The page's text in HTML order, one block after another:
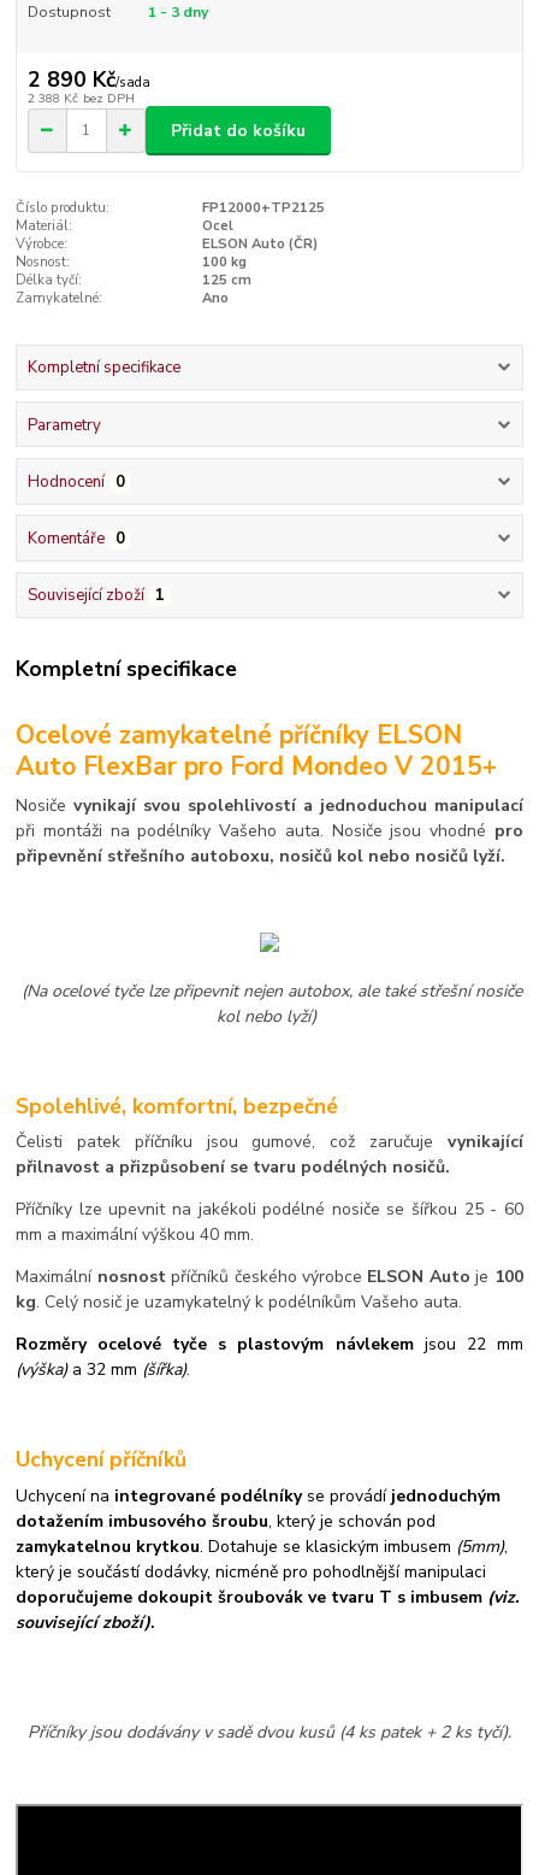
Dostupnost 1 - 3 dny
2 890 Kč/sada
2 388 Kč bez DPH
Přidat do košíku
Číslo produktu:
FP12000+TP2125
Materiál:
Ocel
Výrobce:
ELSON Auto (ČR)
Nosnost:
100 kg
Délka tyčí:
125 cm
Zamykatelné:
Ano
Kompletní specifikace
Parametry
Hodnocení 0
Komentáře 0
Související zboží 1
Kompletní specifikace
Ocelové zamykatelné příčníky ELSON
Auto FlexBar pro Ford Mondeo V 2015+
Nosičevynikají svou spolehlivostí a jednoduchou manipulací
při montáži na podélníky Vašeho auta. Nosiče jsou vhodné pro
připevnění střešního autoboxu, nosičů kol nebo nosičů lyží.
(Na ocelové tyče lze připevnit nejen autobox, ale také střešní nosiče
kol nebo lyží)
Spolehlivé, komfortní, bezpečné
Čelisti patek příčníku jsou gumové, což zaručuje vynikající
přilnavost a přizpůsobení se tvaru podélných nosičů.
Příčníky lze upevnit na jakékoli podélné nosiče se šířkou 25 - 60
mm a maximální výškou 40 mm.
Maximální nosnostpříčníků českého výrobce ELSON Autoje 100
kg. Celý nosič je uzamykatelný k podélníkům Vašeho auta.
Rozměry ocelové tyče s plastovým návlekemjsou 22 mm
(výška)a 32 mm (šířka).
Uchycení příčníků
Uchycení na integrované podélníkyse provádí jednoduchým
dotažením imbusového šroubu, který je schován pod
zamykatelnou krytkou. Dotahuje se klasickým imbusem (5mm),
který je součástí dodávky, nicméně pro pohodlnější manipulaci
doporučujeme dokoupit šroubovák ve tvaru T s imbusem (viz.
související zboží).
Příčníky jsou dodávány v sadě dvou kusů (4 ks patek + 2 ks tyčí).